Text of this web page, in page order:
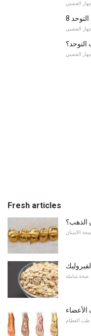
العصبي
العصبي
العصبي
Fresh articles
الذهب؟
صحة الأسنان
صحة شاملة
طب العظام